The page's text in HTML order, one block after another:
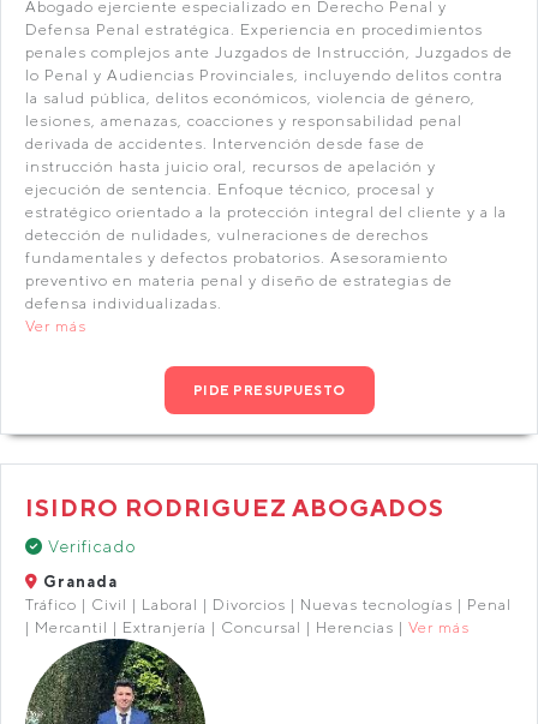
Abogado ejerciente especializado en Derecho Penal y
Defensa Penal estratégica. Experiencia en procedimientos
penales complejos ante Juzgados de Instrucción, Juzgados de
lo Penal y Audiencias Provinciales, incluyendo delitos contra
la salud pública, delitos económicos, violencia de género,
lesiones, amenazas, coacciones y responsabilidad penal
derivada de accidentes. Intervención desde fase de
instrucción hasta juicio oral, recursos de apelación y
ejecución de sentencia. Enfoque técnico, procesal y
estratégico orientado a la protección integral del cliente y a la
detección de nulidades, vulneraciones de derechos
fundamentales y defectos probatorios. Asesoramiento
preventivo en materia penal y diseño de estrategias de
defensa individualizadas.
Ver más
PIDE PRESUPUESTO
ISIDRO RODRIGUEZ ABOGADOS
Verificado
Granada
Tráfico | Civil | Laboral | Divorcios | Nuevas tecnologías | Penal
| Mercantil | Extranjería | Concursal | Herencias | Ver más